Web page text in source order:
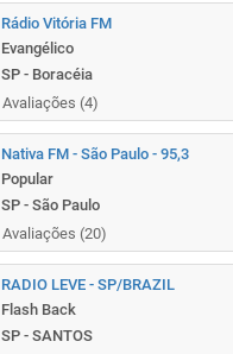
Rádio Vitória FM
Evangélico
SP - Boracéia
Avaliações (4)
Nativa FM - São Paulo - 95,3
Popular
SP - São Paulo
Avaliações (20)
RADIO LEVE - SP/BRAZIL
Flash Back
SP - SANTOS